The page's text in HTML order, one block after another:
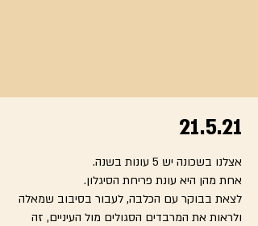
21.5.21
אצלנו בשכונה יש 5 עונות בשנה.
אחת מהן היא עונת פריחת הסיגלון.
לצאת בבוקר עם הכלבה, לעבור בסיבוב שמאלה
ולראות את המרבדים הסגולים מול העיניים, זה